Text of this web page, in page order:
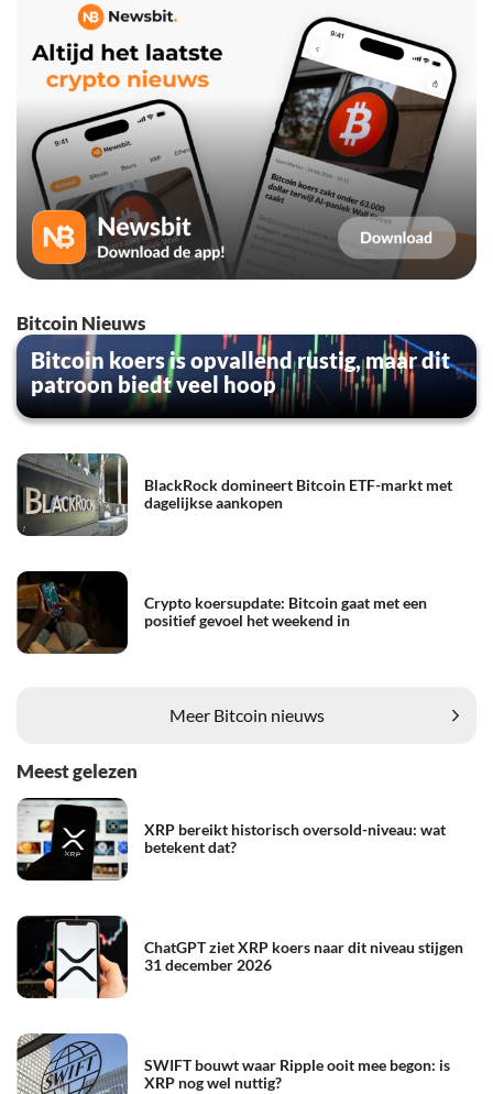
Bitcoin Nieuws
Bitcoin koers is opvallend rustig, maar dit
patroon biedt veel hoop
BlackRock domineert Bitcoin ETF-markt met
dagelijkse aankopen
Crypto koersupdate: Bitcoin gaat met een
positief gevoel het weekend in
Meer Bitcoin nieuws
Meest gelezen
XRP bereikt historisch oversold-niveau: wat
betekent dat?
ChatGPT ziet XRP koers naar dit niveau stijgen
31 december 2026
SWIFT bouwt waar Ripple ooit mee begon: is
XRP nog wel nuttig?